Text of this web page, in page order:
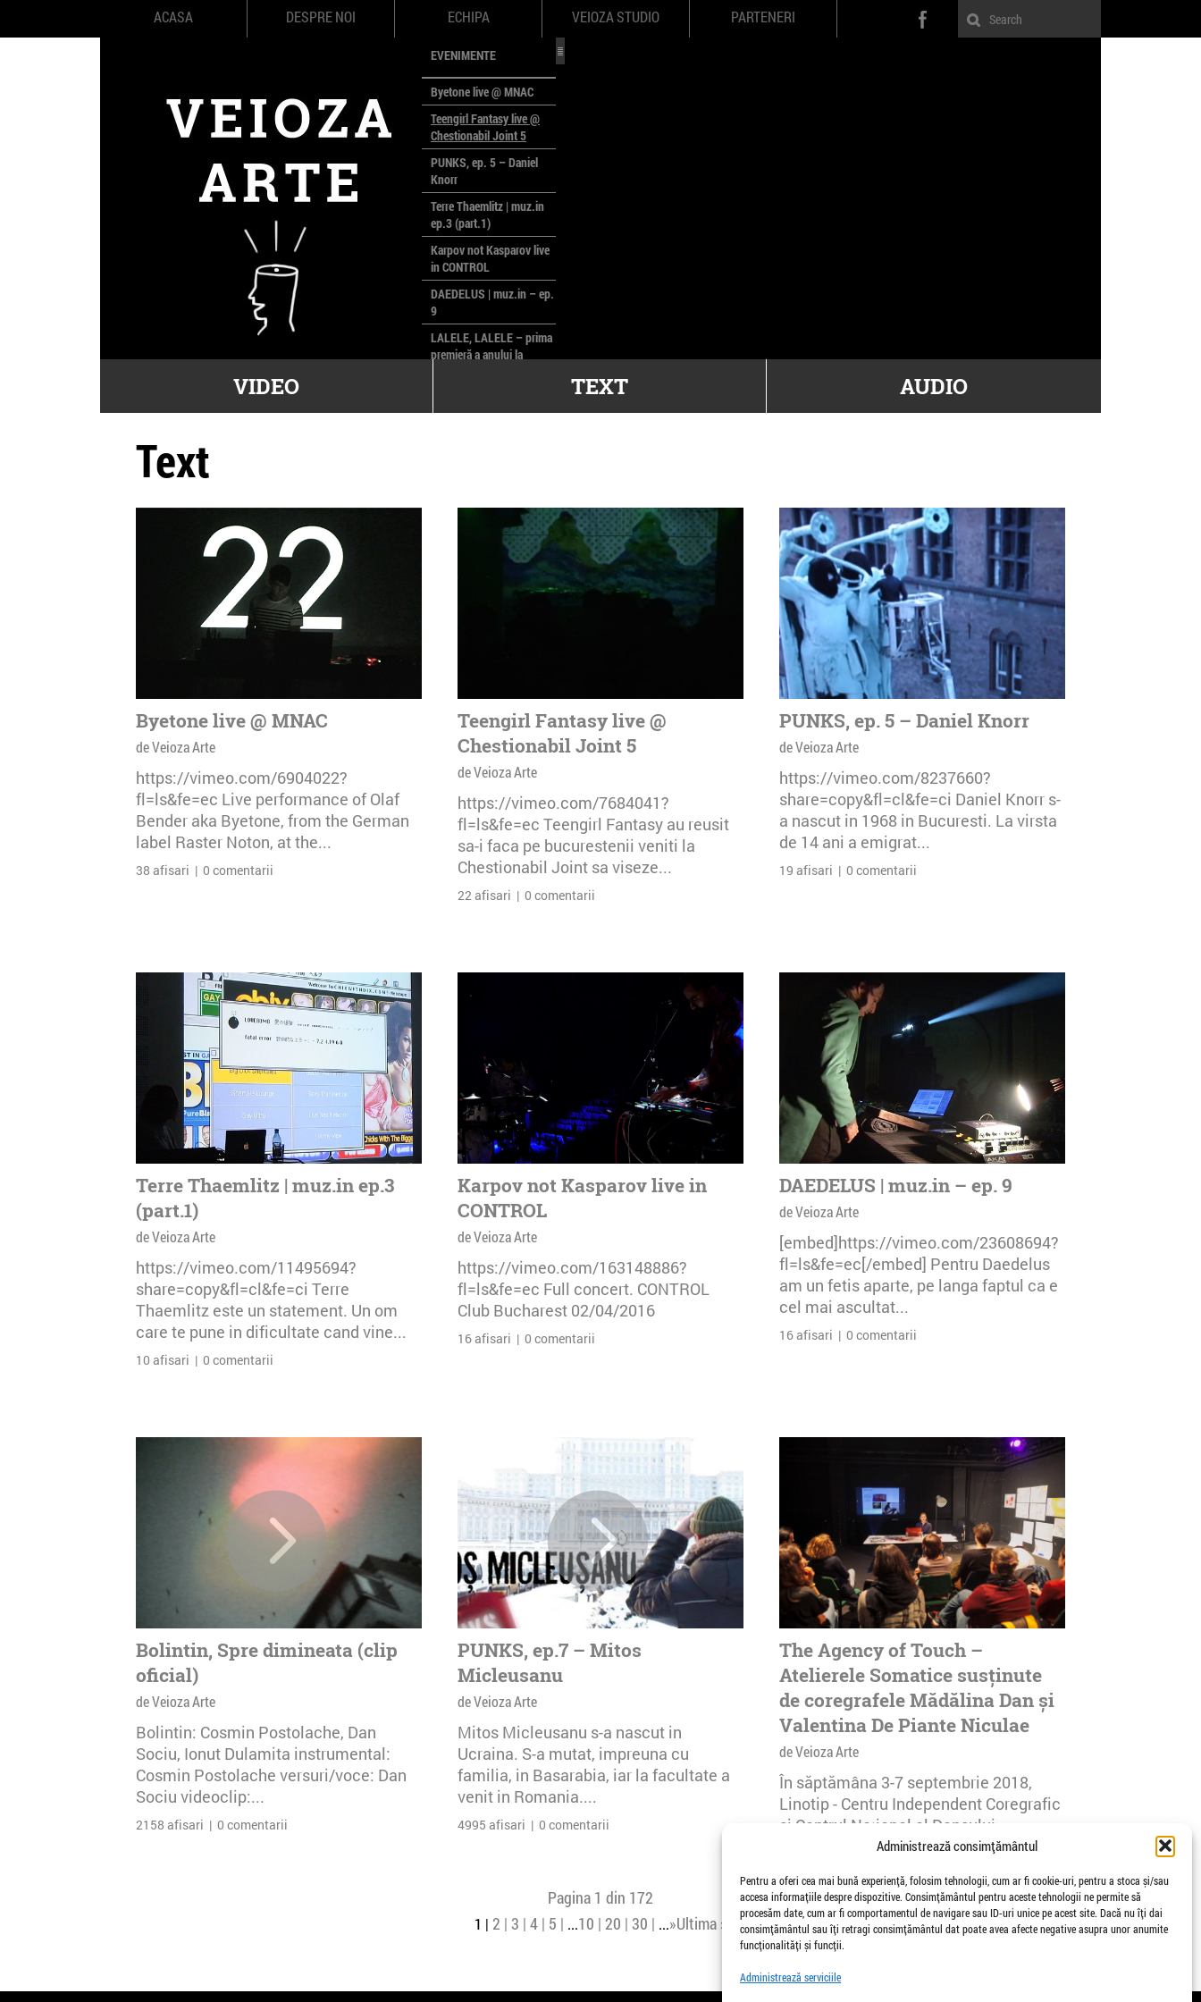
Administrează consimțământul
Pentru a oferi cea mai bună experiență, folosim tehnologii, cum ar fi cookie-uri, pentru a stoca și/sau
accesa informațiile despre dispozitive. Consimțământul pentru aceste tehnologii ne permite să
procesăm date, cum ar fi comportamentul de navigare sau ID-uri unice pe acest site. Dacă nu îți dai
consimțământul sau îți retragi consimțământul dat poate avea afecte negative asupra unor anumite
funcționalități și funcții.
Administrează serviciile
ACASA DESPRE NOI ECHIPA VEIOZA STUDIO PARTENERI
EVENIMENTE
Byetone live @ MNAC
Teengirl Fantasy live @
Chestionabil Joint 5
PUNKS, ep. 5 – Daniel
Knorr
Terre Thaemlitz | muz.in
ep.3 (part.1)
Karpov not Kasparov live
in CONTROL
DAEDELUS | muz.in – ep.
9
LALELE, LALELE – prima
premieră a anului la
poloneze la București
VIDEO TEXT AUDIO
Text
Byetone live @ MNAC
de Veioza Arte
https://vimeo.com/6904022?
fl=ls&fe=ec Live performance of Olaf
Bender aka Byetone, from the German
label Raster Noton, at the...
38 afisari | 0 comentarii
Teengirl Fantasy live @
Chestionabil Joint 5
de Veioza Arte
https://vimeo.com/7684041?
fl=ls&fe=ec Teengirl Fantasy au reusit
sa-i faca pe bucurestenii veniti la
Chestionabil Joint sa viseze...
22 afisari | 0 comentarii
PUNKS, ep. 5 – Daniel Knorr
de Veioza Arte
https://vimeo.com/8237660?
share=copy&fl=cl&fe=ci Daniel Knorr s-
a nascut in 1968 in Bucuresti. La virsta
de 14 ani a emigrat...
19 afisari | 0 comentarii
Terre Thaemlitz | muz.in ep.3
(part.1)
de Veioza Arte
https://vimeo.com/11495694?
share=copy&fl=cl&fe=ci Terre
Thaemlitz este un statement. Un om
care te pune in dificultate cand vine...
10 afisari | 0 comentarii
Karpov not Kasparov live in
CONTROL
de Veioza Arte
https://vimeo.com/163148886?
fl=ls&fe=ec Full concert. CONTROL
Club Bucharest 02/04/2016
16 afisari | 0 comentarii
DAEDELUS | muz.in – ep. 9
de Veioza Arte
[embed]https://vimeo.com/23608694?
fl=ls&fe=ec[/embed] Pentru Daedelus
am un fetis aparte, pe langa faptul ca e
cel mai ascultat...
16 afisari | 0 comentarii
Bolintin, Spre dimineata (clip
oficial)
de Veioza Arte
Bolintin: Cosmin Postolache, Dan
Sociu, Ionut Dulamita instrumental:
Cosmin Postolache versuri/voce: Dan
Sociu videoclip:...
2158 afisari | 0 comentarii
PUNKS, ep.7 – Mitos
Micleusanu
de Veioza Arte
Mitos Micleusanu s-a nascut in
Ucraina. S-a mutat, impreuna cu
familia, in Basarabia, iar la facultate a
venit in Romania....
4995 afisari | 0 comentarii
The Agency of Touch –
Atelierele Somatice susținute
de coregrafele Mădălina Dan și
Valentina De Piante Niculae
de Veioza Arte
În săptămâna 3-7 septembrie 2018,
Linotip - Centru Independent Coregrafic
și Centrul Național al Dansului
30 afisari | 0 comentarii
Pagina 1 din 172
1 2 3 4 5 ...10 20 30 ...»Ultima »